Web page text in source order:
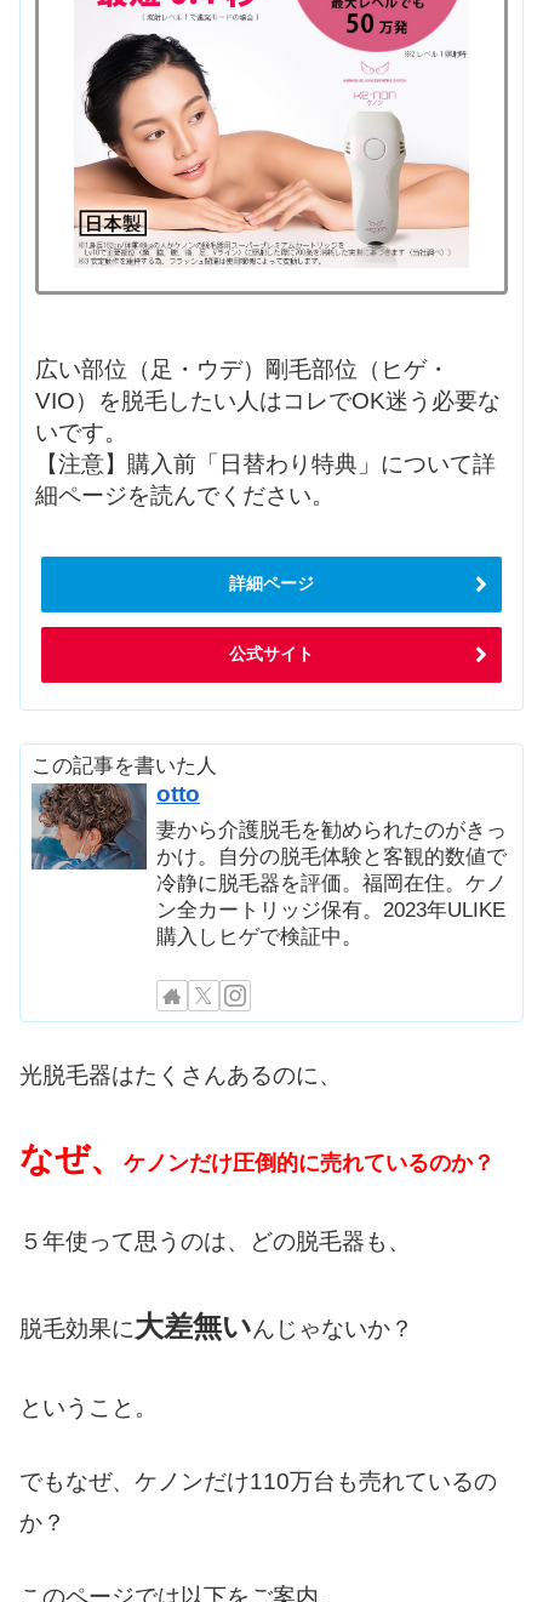
広い部位（足・ウデ）剛毛部位（ヒゲ・
VIO）を脱毛したい人はコレでOK迷う必要な
いです。
【注意】購入前「日替わり特典」について詳
細ページを読んでください。
詳細ページ
公式サイト
この記事を書いた人
otto
妻から介護脱毛を勧められたのがきっ
かけ。自分の脱毛体験と客観的数値で
冷静に脱毛器を評価。福岡在住。ケノ
ン全カートリッジ保有。2023年ULIKE
購入しヒゲで検証中。
光脱毛器はたくさんあるのに、
なぜ、 ケノンだけ圧倒的に売れているのか？
５年使って思うのは、どの脱毛器も、
脱毛効果に大差無いんじゃないか？
ということ。
でもなぜ、ケノンだけ110万台も売れているの
か？
このページでは以下をご案内。